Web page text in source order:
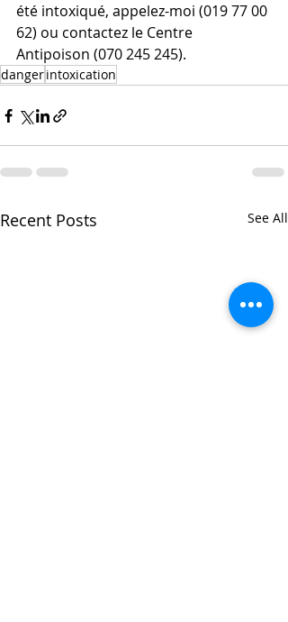
été intoxiqué, appelez-moi (019 77 00
62) ou contactez le Centre
Antipoison (070 245 245).
dangerintoxication
Recent Posts See All